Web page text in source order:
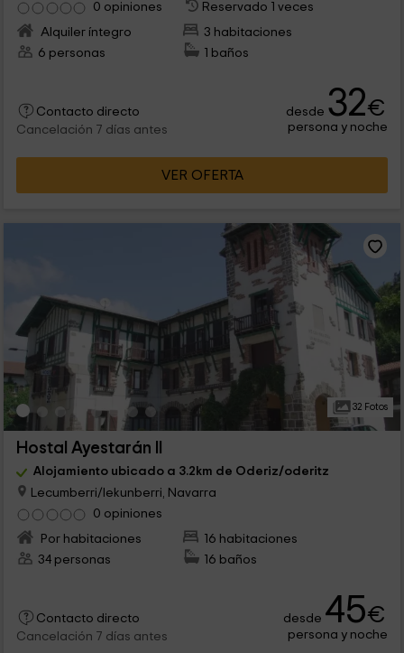
0 opiniones
Reservado 1 veces
Alquiler íntegro
3 habitaciones
6 personas
1 baños
Contacto directo
Cancelación 7 días antes
desde 32€
persona y noche
VER OFERTA
32 Fotos
Hostal Ayestarán II
Alojamiento ubicado a 3.2km de Oderiz/oderitz
Lecumberri/lekunberri, Navarra
0 opiniones
Por habitaciones
16 habitaciones
34 personas
16 baños
Contacto directo
Cancelación 7 días antes
desde 45€
persona y noche